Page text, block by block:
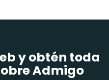
y obtén toda
Admigo